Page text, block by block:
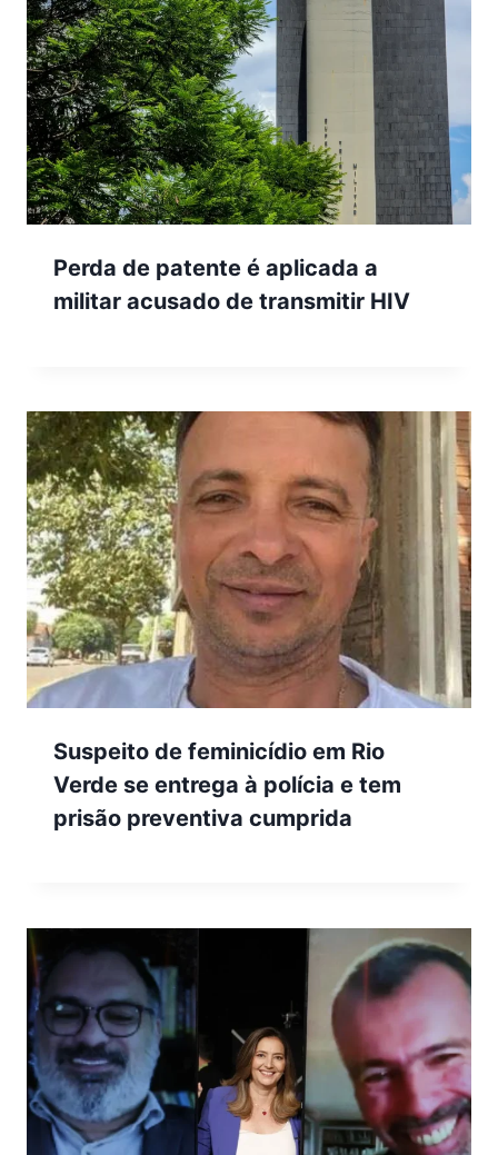
Perda de patente é aplicada a
militar acusado de transmitir HIV
Suspeito de feminicídio em Rio
Verde se entrega à polícia e tem
prisão preventiva cumprida